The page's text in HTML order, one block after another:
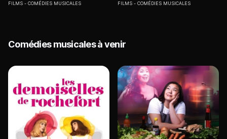
FILMS COMÉDIES MUSICALES FILMS COMÉDIES MUSICALES
Comédies musicales à venir